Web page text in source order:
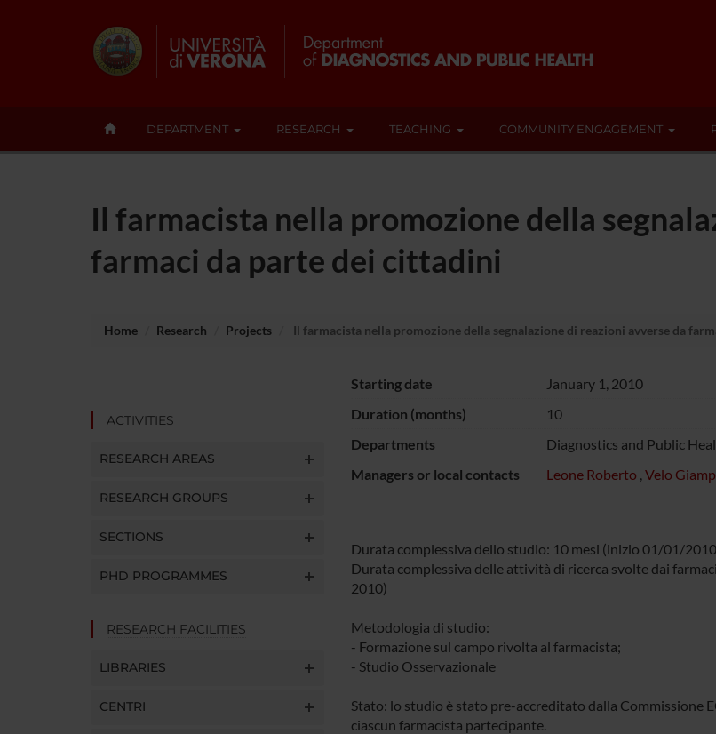
DEPARTMENT RESEARCH TEACHING COMMUNITY ENGAGEMENT
Il farmacista nella promozione della
farmaci da parte dei cittadini
Home Research Projects Il farmacista nella promozione della segnalazione di reazioni avverse da
ACTIVITIES
RESEARCH AREAS
RESEARCH GROUPS
SECTIONS
PHD PROGRAMMES
RESEARCH FACILITIES
LIBRARIES
CENTRI
Starting date
January 1, 2010
Duration (months)
10
Departments
Diagnostics and Public
Managers or local contacts
Leone Roberto , Velo
Durata complessiva dello studio: 10 mesi (inizio 01/01/
Durata complessiva delle attività di ricerca svolte dai
2010)
Metodologia di studio:
- Formazione sul campo rivolta al farmacista;
- Studio Osservazionale
Stato: lo studio è stato pre-accreditato dalla Commissione
ciascun farmacista partecipante.